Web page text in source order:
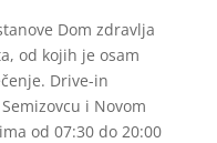
Dom zdravlja
od kojih je osam
Drive-in
i Novom
od 07:30 do 20:00